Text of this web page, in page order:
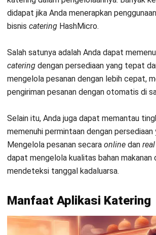
Setelah mengetahui manfaat aplikasi
harus memahami cara untuk
Anda dengan bantuansoftware
penjelasan mengenai fitur-fituraplikasi
web:
1. Customer order & discount
Dengan memakaisoftware ini, Anda akan
customer orderdandiscount
membantu Anda untuk mengelola data
promosi yang dapat Anda personalisasi
program promosi tersebut secara
akan terkoordinasi dengan baik.
2. Fulfillment management